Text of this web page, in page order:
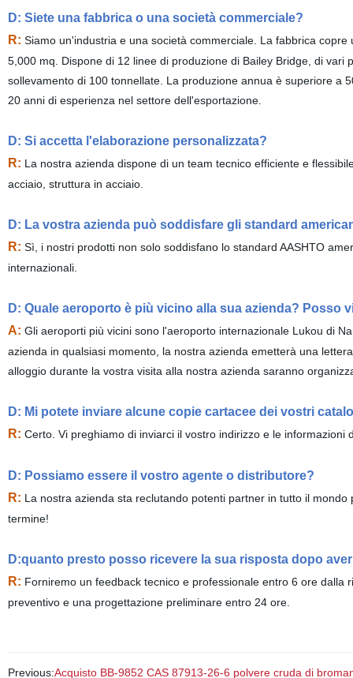
D: Siete una fabbrica o una società commerciale?
R: Siamo un'industria e una società commerciale. La fabbrica
5,000 mq. Dispone di 12 linee di produzione di Bailey Bridge, di
sollevamento di 100 tonnellate. La produzione annua è superiore a
20 anni di esperienza nel settore dell'esportazione.
D: Si accetta l'elaborazione personalizzata?
R: La nostra azienda dispone di un team tecnico efficiente e
acciaio, struttura in acciaio.
D: La vostra azienda può soddisfare gli standard
R: Sì, i nostri prodotti non solo soddisfano lo standard AASHTO
internazionali.
D: Quale aeroporto è più vicino alla sua azienda? Posso
A: Gli aeroporti più vicini sono l'aeroporto internazionale Lukou di
azienda in qualsiasi momento, la nostra azienda emetterà una
alloggio durante la vostra visita alla nostra azienda saranno
D: Mi potete inviare alcune copie cartacee dei vostri
R: Certo. Vi preghiamo di inviarci il vostro indirizzo e le
D: Possiamo essere il vostro agente o distributore?
R: La nostra azienda sta reclutando potenti partner in tutto il
termine!
D:quanto presto posso ricevere la sua risposta dopo
R: Forniremo un feedback tecnico e professionale entro 6 ore
preventivo e una progettazione preliminare entro 24 ore.
Previous:Acquisto BB-9852 CAS 87913-26-6 polvere cruda di